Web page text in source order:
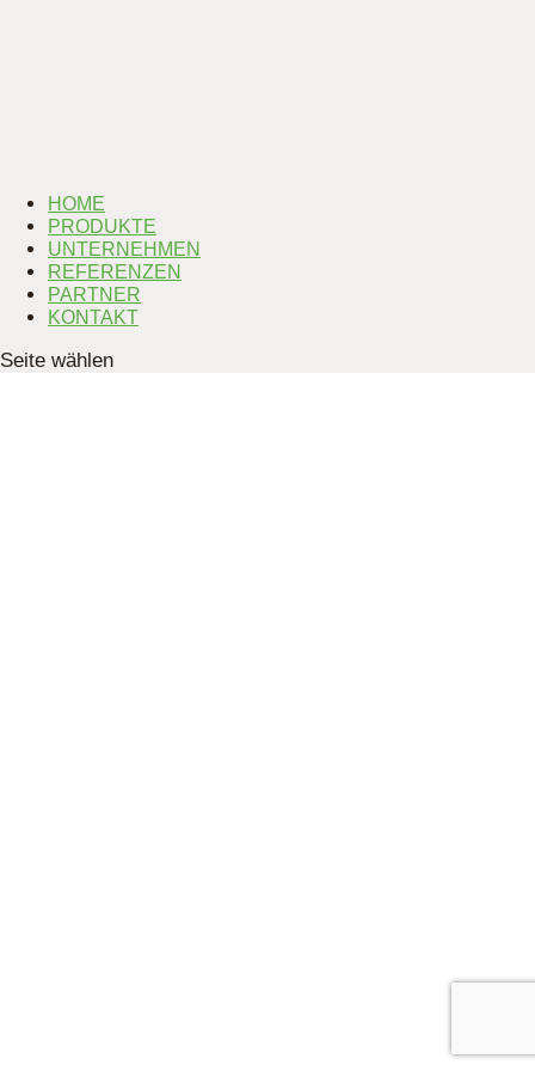
HOME
PRODUKTE
UNTERNEHMEN
REFERENZEN
PARTNER
KONTAKT
Seite wählen